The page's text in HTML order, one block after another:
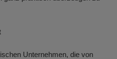
Unternehmen, die von